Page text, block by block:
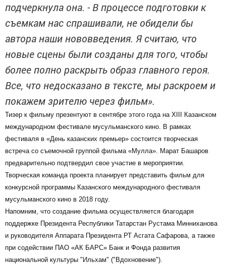
подчеркнула она. - В процессе подготовки к
съемкам нас спрашивали, не обидели бы
автора наши нововведения. Я считаю, что
новые сцены были созданы для того, чтобы
более полно раскрыть образ главного героя.
Все, что недосказано в тексте, мы раскроем и
покажем зрителю через фильм».
Тизер к фильму презентуют в сентябре этого года на XIII Казанском
международном фестивале мусульманского кино. В рамках
фестиваля в «День казанских премьер» состоится творческая
встреча со съемочной группой фильма «Мулла». Марат Башаров
предварительно подтвердил свое участие в мероприятии.
Творческая команда проекта планирует представить фильм для
конкурсной программы Казанского международного фестиваля
мусульманского кино в 2018 году.
Напомним, что создание фильма осуществляется благодаря
поддержке Президента Республики Татарстан Рустама Минниханова
и руководителя Аппарата Президента РТ Асгата Сафарова, а также
при содействии ПАО «АК БАРС» Банк и Фонда развития
национальной культуры "Ильхам" ("Вдохновение").